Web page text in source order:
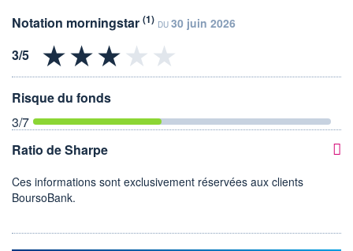
Notation morningstar (1) DU 30 juin 2026
Risque du fonds
3/7
Ratio de Sharpe
Ces informations sont exclusivement réservées aux clients
BoursoBank.